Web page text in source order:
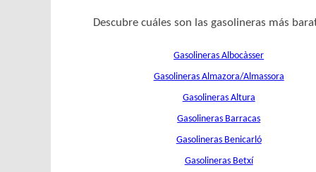
Descubre cuáles son las gasolineras más
Gasolineras Albocàsser
Gasolineras Almazora/Almassora
Gasolineras Altura
Gasolineras Barracas
Gasolineras Benicarló
Gasolineras Betxí